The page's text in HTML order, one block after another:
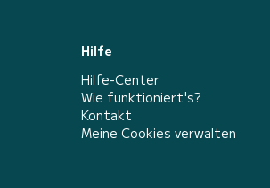
Hilfe
Hilfe-Center
Wie funktioniert's?
Kontakt
Meine Cookies verwalten